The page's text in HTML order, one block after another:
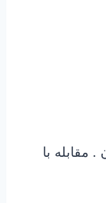
مقابله با